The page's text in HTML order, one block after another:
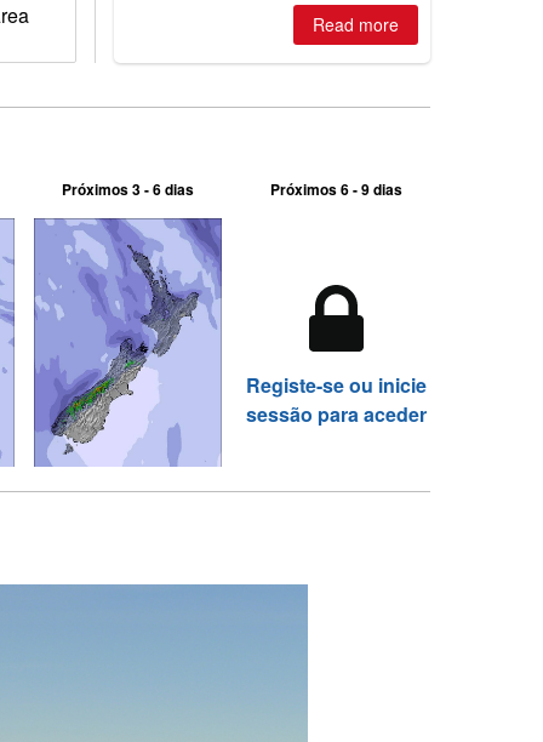
Read more
Próximos 3 - 6 dias Próximos 6 - 9 dias
Registe-se ou inicie
sessão para aceder